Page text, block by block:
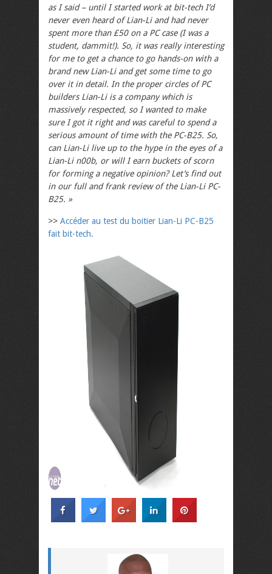
as I said – until I started work at bit-tech I’d
never even heard of Lian-Li and had never
spent more than £50 on a PC case (I was a
student, dammit!). So, it was really interesting
for me to get a chance to go hands-on with a
brand new Lian-Li and get some time to go
over it in detail. In the proper circles of PC
builders Lian-Li is a company which is
massively respected, so I wanted to make
sure I got it right and was careful to spend a
serious amount of time with the PC-B25. So,
can Lian-Li live up to the hype in the eyes of a
Lian-Li n00b, or will I earn buckets of scorn
for forming a negative opinion? Let’s find out
in our full and frank review of the Lian-Li PC-
B25. »
>> Accéder au test du boitier Lian-Li PC-B25
fait bit-tech.